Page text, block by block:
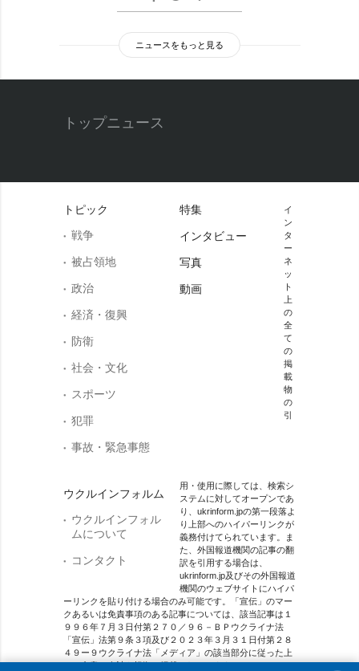
ニュースをもっと見る
トップニュース
トピック
戦争
被占領地
政治
経済・復興
防衛
社会・文化
スポーツ
犯罪
事故・緊急事態
ウクルインフォルム
ウクルインフォル
ムについて
コンタクト
特集
インタビュー
写真
動画
イ
ン
タ
ー
ネ
ッ
ト
上
の
全
て
の
掲
載
物
の
引
用・使用に際しては、検索シ
ステムに対してオープンであ
り、ukrinform.jpの第一段落よ
り上部へのハイパーリンクが
義務付けてられています。ま
た、外国報道機関の記事の翻
訳を引用する場合は、
ukrinform.jp及びその外国報道
機関のウェブサイトにハイパ
ーリンクを貼り付ける場合のみ可能です。「宣伝」のマー
クあるいは免責事項のある記事については、該当記事は１
９９６年７月３日付第２７０／９６－ＢＰウクライナ法
「宣伝」法第９条３項及び２０２３年３月３１日付第２８
４９ー９ウクライナ法「メディア」の該当部分に従った上
で、合意／会計を根拠に掲載されています。